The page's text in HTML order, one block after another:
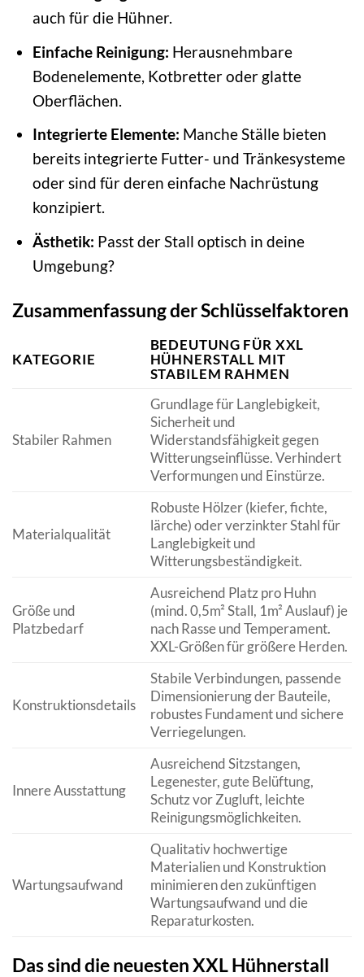
auch für die Hühner.
Einfache Reinigung: Herausnehmbare
Bodenelemente, Kotbretter oder glatte
Oberflächen.
Integrierte Elemente: Manche Ställe bieten
bereits integrierte Futter- und Tränkesysteme
oder sind für deren einfache Nachrüstung
konzipiert.
Ästhetik: Passt der Stall optisch in deine
Umgebung?
Zusammenfassung der Schlüsselfaktoren
KATEGORIE
BEDEUTUNG FÜR XXL
HÜHNERSTALL MIT
STABILEM RAHMEN
Stabiler Rahmen
Grundlage für Langlebigkeit,
Sicherheit und
Widerstandsfähigkeit gegen
Witterungseinflüsse. Verhindert
Verformungen und Einstürze.
Materialqualität
Robuste Hölzer (kiefer, fichte,
lärche) oder verzinkter Stahl für
Langlebigkeit und
Witterungsbeständigkeit.
Größe und
Platzbedarf
Ausreichend Platz pro Huhn
(mind. 0,5m² Stall, 1m² Auslauf) je
nach Rasse und Temperament.
XXL-Größen für größere Herden.
Konstruktionsdetails
Stabile Verbindungen, passende
Dimensionierung der Bauteile,
robustes Fundament und sichere
Verriegelungen.
Innere Ausstattung
Ausreichend Sitzstangen,
Legenester, gute Belüftung,
Schutz vor Zugluft, leichte
Reinigungsmöglichkeiten.
Wartungsaufwand
Qualitativ hochwertige
Materialien und Konstruktion
minimieren den zukünftigen
Wartungsaufwand und die
Reparaturkosten.
Das sind die neuesten XXL Hühnerstall